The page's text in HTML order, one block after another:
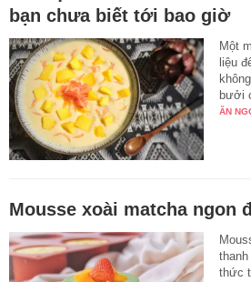
bạn chưa biết tới bao giờ
Một
liệu
bưởi
ĂN
Mousse xoài matcha ngon
thức